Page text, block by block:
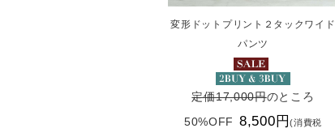
変形ドットプリント２タックワイド
パンツ
定価17,000円のところ
50%OFF 8,500円(消費税